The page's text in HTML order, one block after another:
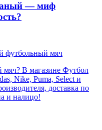
— миф
В магазине Футбол
Nike, Puma, Select и
доставка по
и налицо!